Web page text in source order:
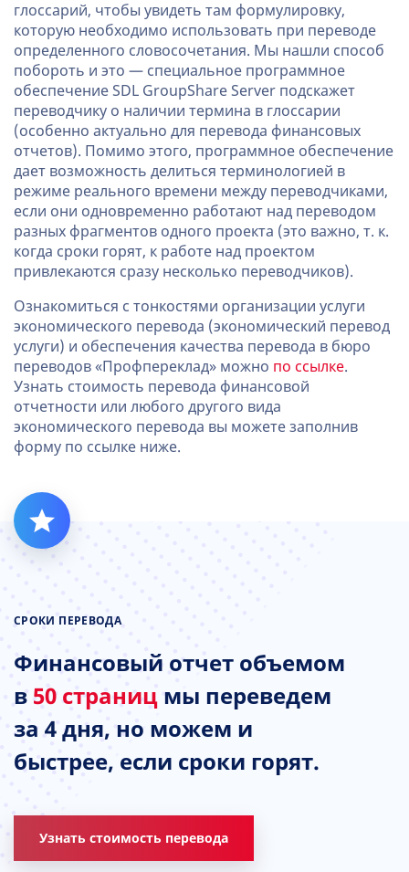
глоссарий, чтобы увидеть там формулировку,
которую необходимо использовать при переводе
определенного словосочетания. Мы нашли способ
побороть и это — специальное программное
обеспечение SDL GroupShare Server подскажет
переводчику о наличии термина в глоссарии
(особенно актуально для перевода финансовых
отчетов). Помимо этого, программное обеспечение
дает возможность делиться терминологией в
режиме реального времени между переводчиками,
если они одновременно работают над переводом
разных фрагментов одного проекта (это важно, т. к.
когда сроки горят, к работе над проектом
привлекаются сразу несколько переводчиков).
Ознакомиться с тонкостями организации услуги
экономического перевода (экономический перевод
услуги) и обеспечения качества перевода в бюро
переводов «Профпереклад» можно по ссылке.
Узнать стоимость перевода финансовой
отчетности или любого другого вида
экономического перевода вы можете заполнив
форму по ссылке ниже.
СРОКИ ПЕРЕВОДА
Финансовый отчет объемом
в 50 страниц мы переведем
за 4 дня, но можем и
быстрее, если сроки горят.
Узнать стоимость перевода